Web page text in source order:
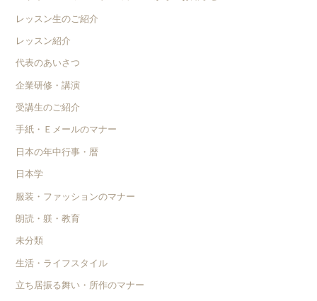
レッスン生のご紹介
レッスン紹介
代表のあいさつ
企業研修・講演
受講生のご紹介
手紙・Ｅメールのマナー
日本の年中行事・暦
日本学
服装・ファッションのマナー
朗読・躾・教育
未分類
生活・ライフスタイル
立ち居振る舞い・所作のマナー